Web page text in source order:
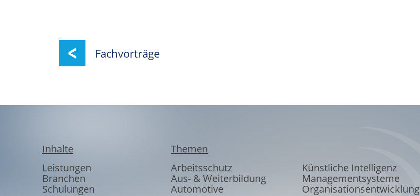
Fachvorträge
Inhalte
Leistungen
Branchen
Schulungen
Themen
Arbeitsschutz
Aus- & Weiterbildung
Automotive
Künstliche Intelligenz
Managementsysteme
Organisationsentwicklung